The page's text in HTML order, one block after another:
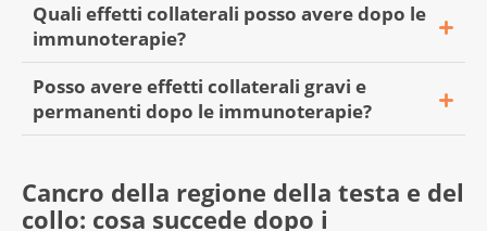
curante.
Per ulteriori informazioni, legga la pagina
sulle terapie mirate . In alternativa, legga
l'opuscolo «Medicinali contro il cancro».
La durata delle immunoterapie dipende da
diversi fattori e varia da persona a persona.
tipo e stadio del tumore;
dosaggio;
come il Suo corpo reagisce
Quali effetti collaterali posso avere dopo le
immunoterapie?
Gli effetti collaterali più comuni dopo le
immunoterapie sono:
stanchezza persistente;
Posso avere effetti collaterali gravi e
permanenti dopo le immunoterapie?
causare disturbi permanenti. Si tratta, per
esempio, di:
Cancro della regione della testa e del
collo: cosa succede dopo i